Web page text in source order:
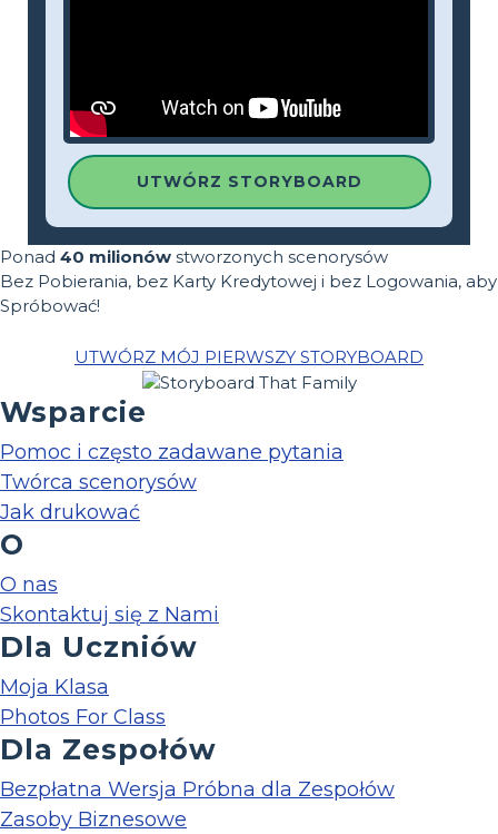
UTWÓRZ STORYBOARD
Ponad 40 milionów stworzonych scenorysów
Bez Pobierania, bez Karty Kredytowej i bez Logowania, aby
Spróbować!
UTWÓRZ MÓJ PIERWSZY STORYBOARD
Wsparcie
Pomoc i często zadawane pytania
Twórca scenorysów
Jak drukować
O
O nas
Skontaktuj się z Nami
Dla Uczniów
Moja Klasa
Photos For Class
Dla Zespołów
Bezpłatna Wersja Próbna dla Zespołów
Zasoby Biznesowe